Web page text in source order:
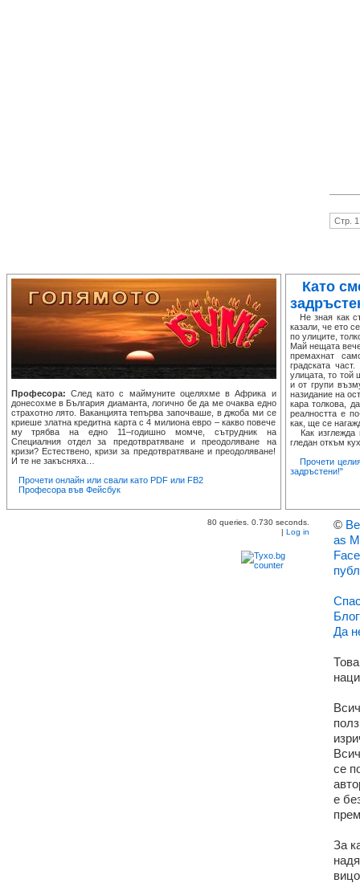
Стр.
Професора: След като с маймуните оцеляхме в Африка и
донесохме в България диаманта, логично бе да ме очаква едно
страхотно лято. Ваканцията тепърва започваше, в джоба ми се
криеше златна кредитна карта с 4 милиона евро – какво повече
му трябва на едно 11–годишно момче, сътрудник на
Специалния отдел за предотвратяване и преодоляване на
кризи? Естествено, кризи за предотвратяване и преодоляване!
И те не закъсняха…
Прочети онлайн или свали като PDF или FB2
Професора във Фейсбук
Като
Не зная как
казали, че ето
по улиците,
Май нещата
премахнат
градската
улицата, то той
и от групи
назидание на
кара толкова,
реалността е
как, ще се
Как изглежда
гледан откъм
Прочети
задръстени!"
80 queries. 0.730 seconds.
| Log in
©
as
Да
се
е
За